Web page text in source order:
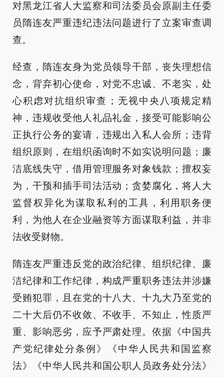
对黑龙江省人大监察和司法委员会原副主任委
员隋连友严重违纪违法问题进行了立案审查调
查。
经查，隋连友身为党员领导干部，丧失理想信
念，背弃初心使命，对党不忠诚、不老实，处
心积虑对抗组织审查；无视中央八项规定精
神，违规收受他人礼品礼金，接受可能影响公
正执行公务的宴请，违规出入私人会所；违背
组织原则，在组织函询时不如实说明问题；廉
洁底线失守，借用管理服务对象钱款；擅权妄
为，干预和插手司法活动；贪婪腐化，将人大
监督权异化为谋取私利的工具，利用职务便
利，为他人在企业融资等方面谋取利益，并非
法收受财物。
隋连友严重违反党的政治纪律、组织纪律、廉
洁纪律和工作纪律，构成严重职务违法并涉嫌
受贿犯罪，且在党的十八大、十九大乃至党的
二十大后仍不收敛、不收手、不知止，性质严
重、影响恶劣，应予严肃处理。依据《中国共
产党纪律处分条例》《中华人民共和国监察
法》《中华人民共和国公职人员政务处分法》